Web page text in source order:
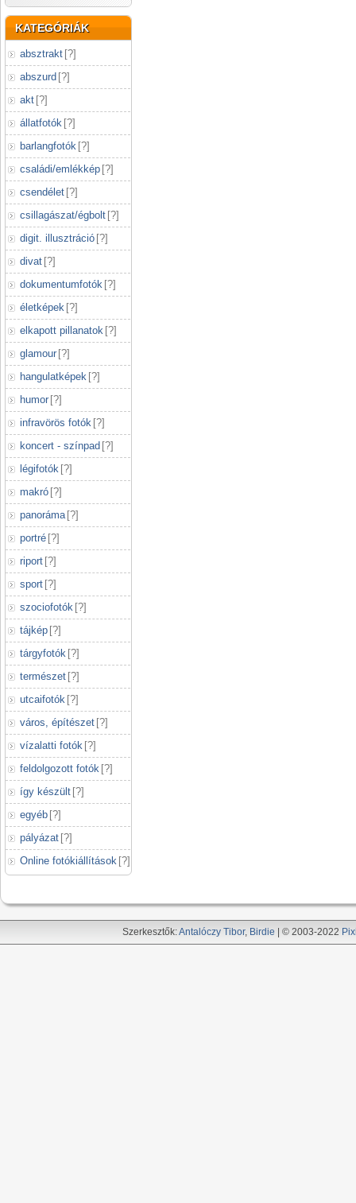
KATEGÓRIÁK
absztrakt [?]
abszurd [?]
akt [?]
állatfotók [?]
barlangfotók [?]
családi/emlékkép [?]
csendélet [?]
csillagászat/égbolt [?]
digit. illusztráció [?]
divat [?]
dokumentumfotók [?]
életképek [?]
elkapott pillanatok [?]
glamour [?]
hangulatképek [?]
humor [?]
infravörös fotók [?]
koncert - színpad [?]
légifotók [?]
makró [?]
panoráma [?]
portré [?]
riport [?]
sport [?]
szociofotók [?]
tájkép [?]
tárgyfotók [?]
természet [?]
utcaifotók [?]
város, építészet [?]
vízalatti fotók [?]
feldolgozott fotók [?]
így készült [?]
egyéb [?]
pályázat [?]
Online fotókiállítások [?]
Szerkesztők:Antalóczy Tibor, Birdie | © 2003-2022